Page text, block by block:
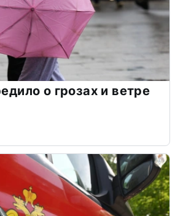
о грозах и ветре